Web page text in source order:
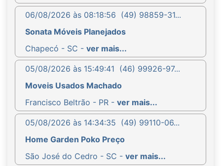
06/08/2026 às 08:18:56 (49) 98859-31...
Sonata Móveis Planejados
Chapecó - SC - ver mais...
05/08/2026 às 15:49:41 (46) 99926-97...
Moveis Usados Machado
Francisco Beltrão - PR - ver mais...
05/08/2026 às 14:34:35 (49) 99110-06...
Home Garden Poko Preço
São José do Cedro - SC - ver mais...